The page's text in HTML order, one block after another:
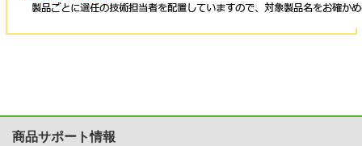
商品サポート情報